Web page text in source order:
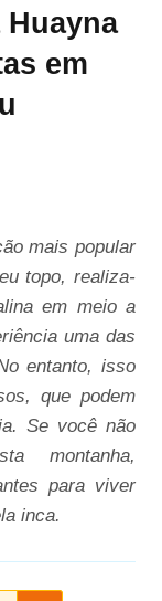
em
mais popular
topo, realiza-
em meio a
uma das
entanto, isso
que podem
Se você não
montanha,
para viver
inca.